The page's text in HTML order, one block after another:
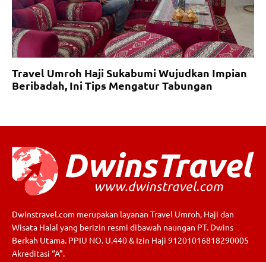
Travel Umroh Haji Sukabumi Wujudkan Impian
Beribadah, Ini Tips Mengatur Tabungan
Dwinstravel.com merupakan layanan Travel Umroh, Haji dan
Wisata Halal yang berizin resmi dibawah naungan PT. Dwins
Berkah Utama. PPIU NO. U.440 & Izin Haji 91201016818290005
Akreditasi “A”.